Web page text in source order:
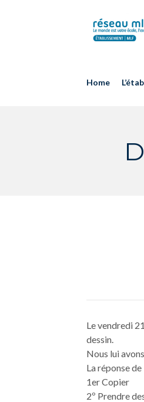
Home
Le vendredi
dessin.
Nous lui
La réponse
1er Copier
2º Prendre